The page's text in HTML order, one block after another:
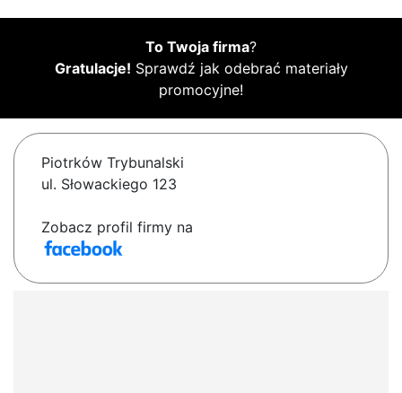
To Twoja firma?
Gratulacje! Sprawdź jak odebrać materiały
promocyjne!
Piotrków Trybunalski
ul. Słowackiego 123
Zobacz profil firmy na